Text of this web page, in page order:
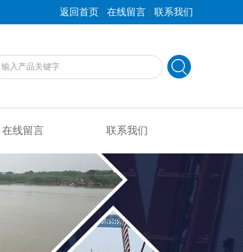
返回首页 | 在线留言 | 联系我们
在线留言 联系我们